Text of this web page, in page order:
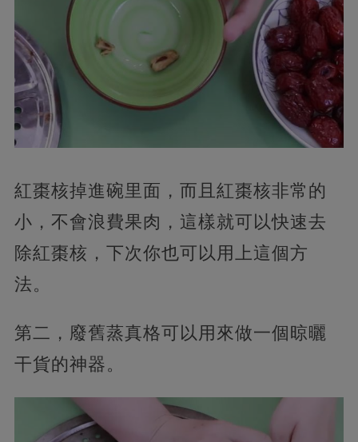
紅棗核掉進碗里面，而且紅棗核非常的
小，不會浪費果肉，這樣就可以快速去
除紅棗核，下次你也可以用上這個方
法。
第二，廢舊蒸真格可以用來做一個晾曬
干貨的神器。